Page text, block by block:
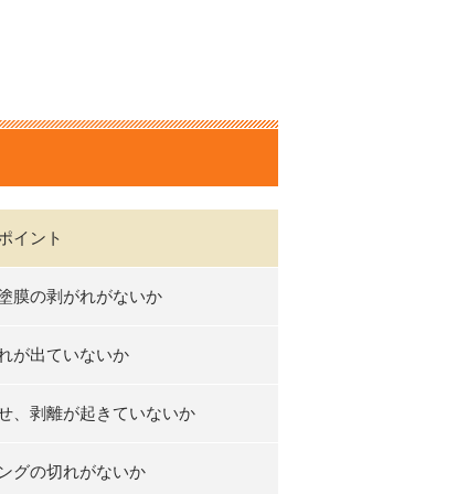
イント
膜の剥がれがないか
が出ていないか
、剥離が起きていないか
グの切れがないか